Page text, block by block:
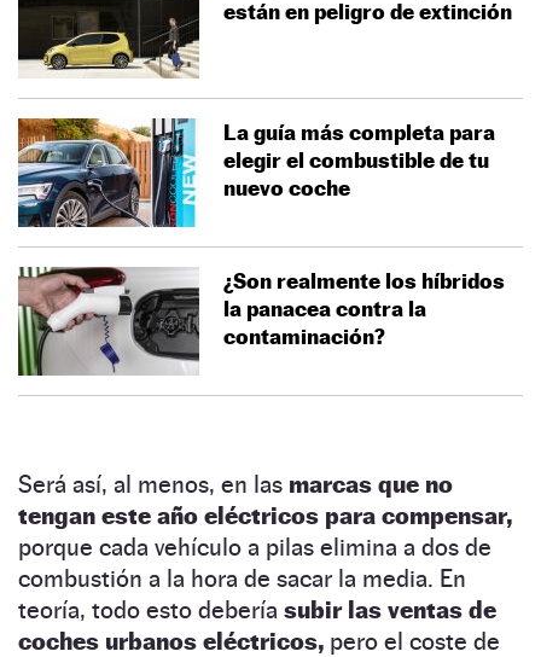
están en peligro de extinción
La guía más completa para
elegir el combustible de tu
nuevo coche
¿Son realmente los híbridos
la panacea contra la
contaminación?
Será así, al menos, en las marcas que no
tengan este año eléctricos para compensar,
porque cada vehículo a pilas elimina a dos de
combustión a la hora de sacar la media. En
teoría, todo esto debería subir las ventas de
coches urbanos eléctricos, pero el coste de